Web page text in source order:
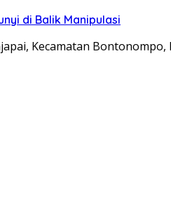
di Balik Manipulasi
Kecamatan